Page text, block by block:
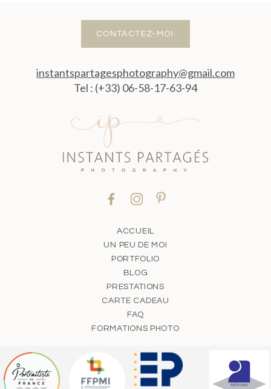
CONTACTEZ-MOI
instantspartagesphotography@gmail.com
Tel : (+33) 06-58-17-63-94
ACCUEIL
UN PEU DE MOI
PORTFOLIO
BLOG
PRESTATIONS
CARTE CADEAU
FAQ
FORMATIONS PHOTO